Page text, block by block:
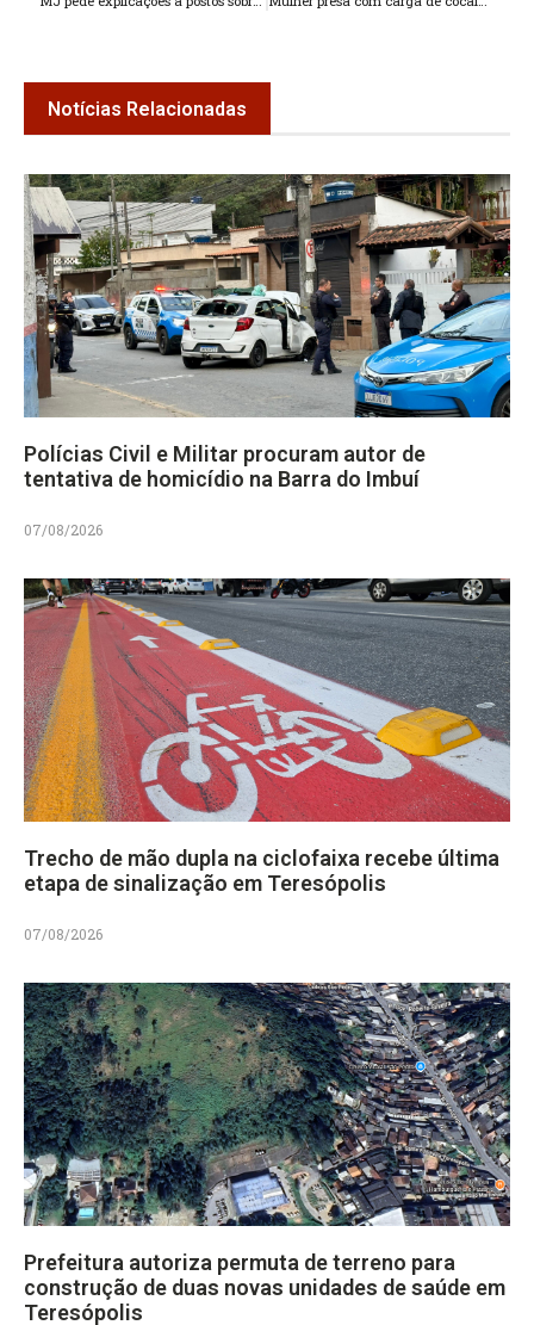
Notícias Relacionadas
Polícias Civil e Militar procuram autor de
tentativa de homicídio na Barra do Imbuí
07/08/2026
Trecho de mão dupla na ciclofaixa recebe última
etapa de sinalização em Teresópolis
07/08/2026
Prefeitura autoriza permuta de terreno para
construção de duas novas unidades de saúde em
Teresópolis